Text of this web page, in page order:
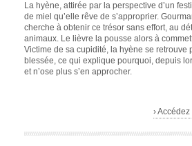
La hyène, attirée par la perspective d’un
de miel qu’elle rêve de s’approprier.
cherche à obtenir ce trésor sans effort, au
animaux. Le lièvre la pousse alors à
Victime de sa cupidité, la hyène se retrouve
blessée, ce qui explique pourquoi, depuis
et n’ose plus s’en approcher.
›